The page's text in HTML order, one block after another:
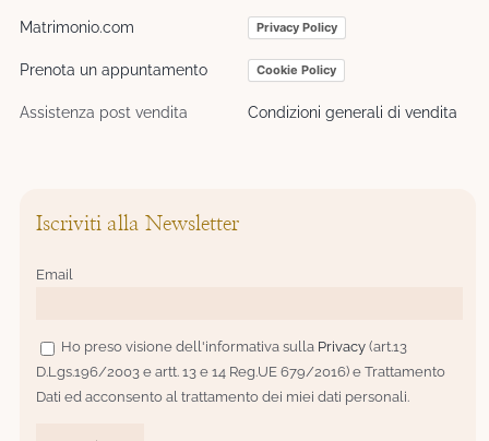
Matrimonio.com
Prenota un appuntamento
Assistenza post vendita
Privacy Policy
Cookie Policy
Condizioni generali di vendita
Iscriviti alla Newsletter
Email
Ho preso visione dell'informativa sulla Privacy (art.13
D.Lgs.196/2003 e artt. 13 e 14 Reg.UE 679/2016) e Trattamento
Dati ed acconsento al trattamento dei miei dati personali.